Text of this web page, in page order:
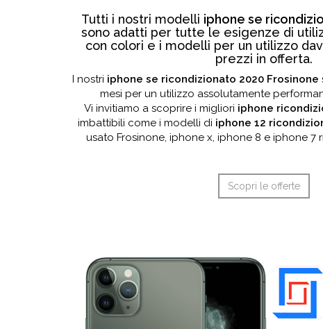
Tutti i nostri modelli iphone se
sono adatti per tutte le esigenze di
con colori e i modelli per un utilizzo
prezzi in offerta.
I nostri iphone se ricondizionato 2020 Frosinone
mesi per un utilizzo assolutamente
Vi invitiamo a scoprire i migliori iphone
imbattibili come i modelli di iphone 12
usato Frosinone, iphone x, iphone 8 e iphone 7
Scopri le offerte